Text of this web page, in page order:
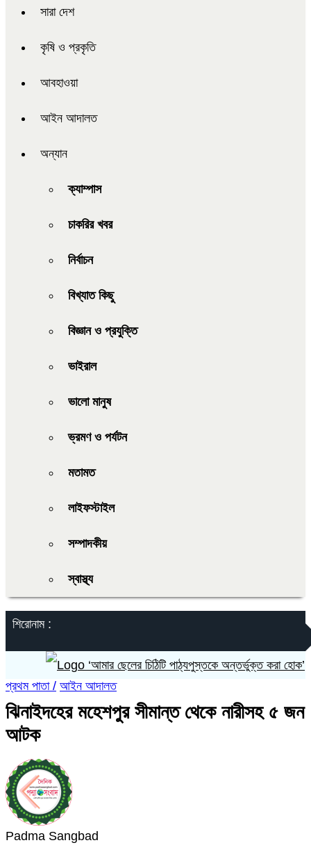
সারা দেশ
কৃষি ও প্রকৃতি
আবহাওয়া
আইন আদালত
অন্যান
ক্যাম্পাস
চাকরির খবর
নির্বাচন
বিখ্যাত কিছু
বিজ্ঞান ও প্রযুক্তি
ভাইরাল
ভালো মানুষ
ভ্রমণ ও পর্যটন
মতামত
লাইফস্টাইল
সম্পাদকীয়
স্বাস্থ্য
শিরোনাম :
‘আমার ছেলের চিঠিটি পাঠ্যপুস্তকে অন্তর্ভুক্ত করা হোক’
প্রথম পাতা / আইন আদালত
ঝিনাইদহের মহেশপুর সীমান্ত থেকে নারীসহ ৫ জন
আটক
Padma Sangbad